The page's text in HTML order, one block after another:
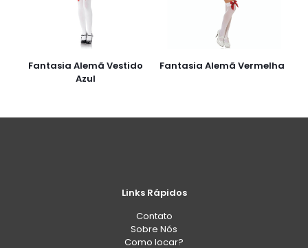
Fantasia Alemã Vestido
Azul
Fantasia Alemã Vermelha
Links Rápidos
Contato
Sobre Nós
Como locar?